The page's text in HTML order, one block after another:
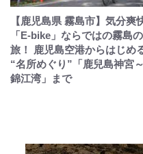
【鹿児島県 霧島市】気分爽
「E-bike」ならではの霧島の
旅！ 鹿児島空港からはじめ
“名所めぐり”「鹿兒島神宮～
錦江湾」まで